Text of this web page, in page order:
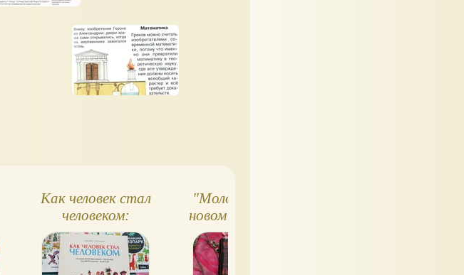
Как человек стал
человеком:
удивительные
факты!
"Молот ведьм" в
новом издании от
МИФа (2023) -
обзор книги